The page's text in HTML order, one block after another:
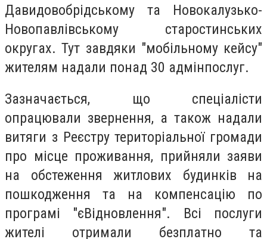
Давидовобрідському та Новокалузько-
Новопавлівському старостинських
округах. Тут завдяки "мобільному кейсу"
жителям надали понад 30 адмінпослуг.
Зазначається, що спеціалісти
опрацювали звернення, а також надали
витяги з Реєстру територіальної громади
про місце проживання, прийняли заяви
на обстеження житлових будинків на
пошкодження та на компенсацію по
програмі "єВідновлення". Всі послуги
жителі отримали безплатно та